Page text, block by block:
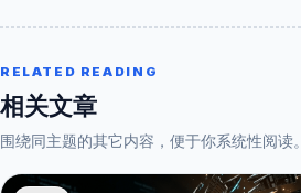
RELATED READING
相关文章
围绕同主题的其它内容，便于你系统性阅读。